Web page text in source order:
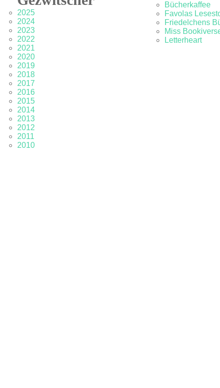
2025
2024
2023
2022
2021
2020
2019
2018
2017
2016
2015
2014
2013
2012
2011
2010
Bücherkaffee
Favolas
Friedelchens
Miss
Letterheart